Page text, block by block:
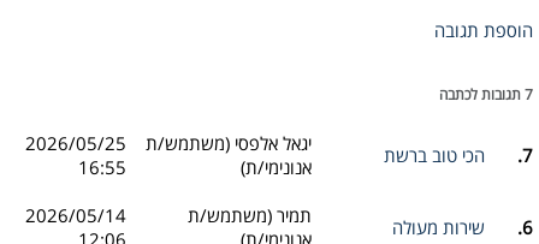
הוספת תגובה
7 תגובות לכתבה
7. הכי טוב ברשת
יגאל אלפסי (משתמש/ת
אנונימי/ת)
2026/05/25
16:55
6. שירות מעולה
תמיר (משתמש/ת
אנונימי/ת)
2026/05/14
12:06